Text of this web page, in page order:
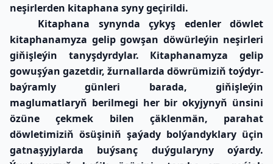
neşirlerden kitaphana syny geçirildi.
Kitaphana synynda çykyş edenler döwlet
kitaphanamyza gelip gowşan döwürleýin neşirleri
giňişleýin tanyşdyrdylar. Кitaphanamyza gelip
gowuşýan gazetdir, žurnallarda döwrümiziň toýdyr-
baýramly günleri barada, giňişleýin
maglumatlaryň berilmegi her bir okyjynyň ünsini
özüne çekmek bilen çäklenmän, parahat
döwletimiziň ösüşiniň şaýady bolýandyklary üçin
gatnaşyjylarda buýsanç duýgularyny oýardy.